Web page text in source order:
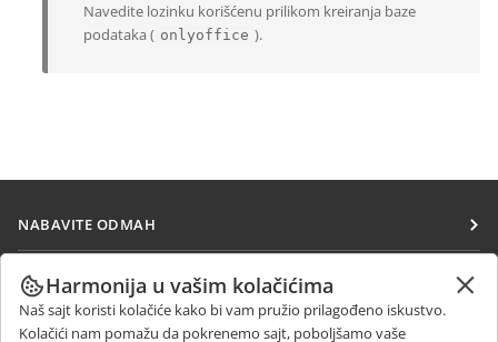
Navedite lozinku korišćenu prilikom kreiranja baze
podataka ( onlyoffice ).
NABAVITE ODMAH
Docs
DocSpace
Workspace
SARAĐUJTE
Za doprinosioce
PRIMAJTE VESTI
Harmonija u vašim kolačićima
Naš sajt koristi kolačiće kako bi vam pružio prilagođeno iskustvo.
Kolačići nam pomažu da pokrenemo sajt, poboljšamo vaše